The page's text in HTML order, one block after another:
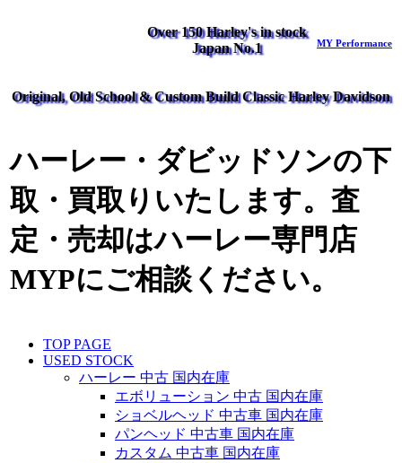
Over 150 Harley's in stock
Japan No.1
MY Performance
Original, Old School & Custom Build Classic Harley Davidson
ハーレー・ダビッドソンの下
取・買取りいたします。査
定・売却はハーレー専門店
MYPにご相談ください。
TOP PAGE
USED STOCK
ハーレー 中古 国内在庫
エボリューション 中古 国内在庫
ショベルヘッド 中古車 国内在庫
パンヘッド 中古車 国内在庫
カスタム 中古車 国内在庫